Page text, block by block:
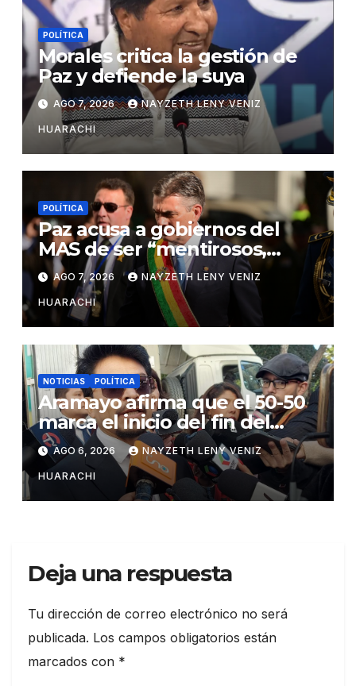
POLÍTICA
Morales critica la gestión de
Paz y defiende la suya
AGO 7, 2026 NAYZETH LENY VENIZ
HUARACHI
POLÍTICA
Paz acusa a gobiernos del
MAS de ser “mentirosos,
ladrones y flojos”
AGO 7, 2026 NAYZETH LENY VENIZ
HUARACHI
NOTICIAS POLÍTICA
Aramayo afirma que el 50-50
marca el inicio del fin del
Estado centralista
AGO 6, 2026 NAYZETH LENY VENIZ
HUARACHI
Deja una respuesta
Tu dirección de correo electrónico no será
publicada. Los campos obligatorios están
marcados con *